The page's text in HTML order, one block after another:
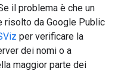
il problema è che un
risolto da Google Public
per verificare la
dei nomi o a
maggior parte dei